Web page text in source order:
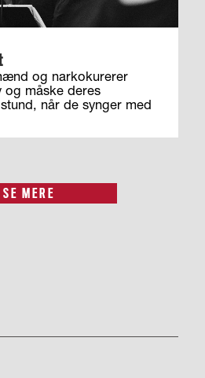
og narkokurerer
og måske deres
når de synger med
SE MERE